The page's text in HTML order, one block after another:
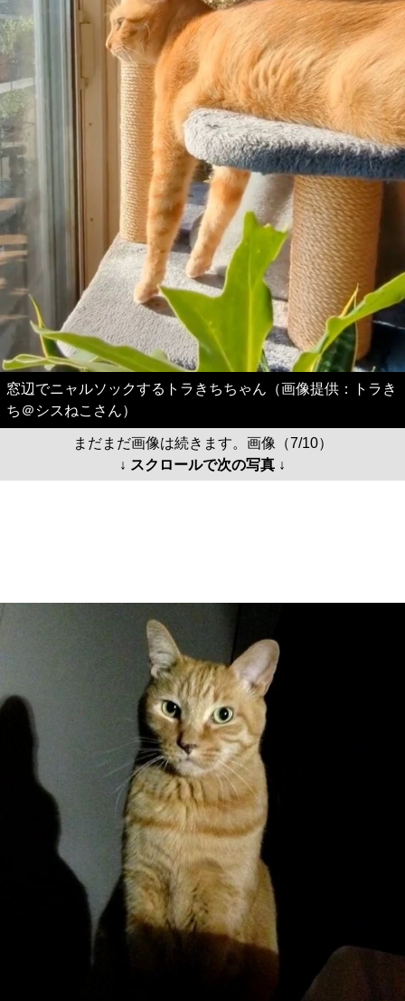
窓辺でニャルソックするトラきちちゃん（画像提供：トラき
ち＠シスねこさん）
まだまだ画像は続きます。画像（7/10）
↓ スクロールで次の写真 ↓